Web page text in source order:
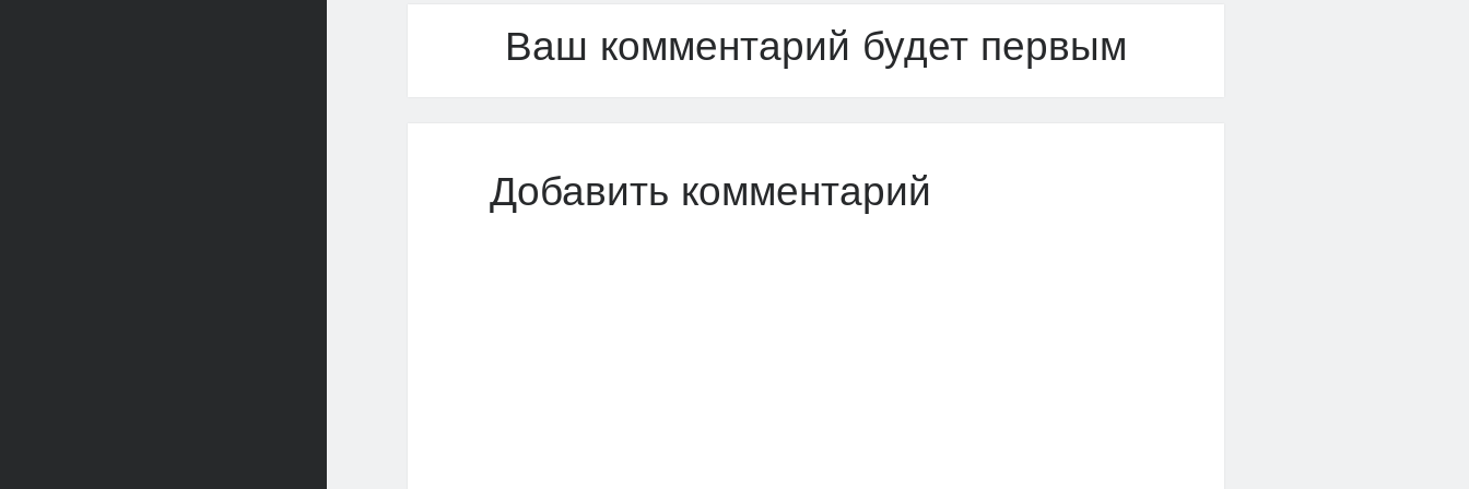
Ваш комментарий будет первым
Добавить комментарий